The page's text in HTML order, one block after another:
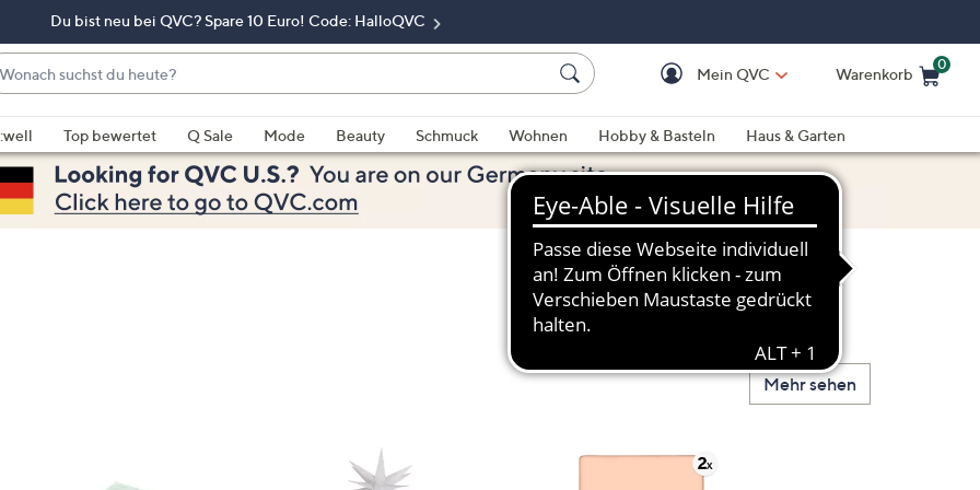
Du bist neu bei QVC? Spare 10 Euro! Code: HalloQVC
Mein QVC Warenkorb
0
Top bewertet Q Sale Mode Beauty Schmuck Wohnen Hobby & Basteln
Haus & Garten
Mehr sehen